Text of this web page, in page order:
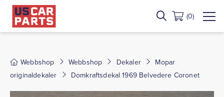
(0)
Webbshop Webbshop Dekaler
Mopar
originaldekaler
Domkraftsdekal 1969 Belvedere Coronet